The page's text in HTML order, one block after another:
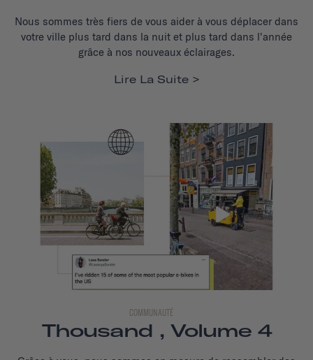
Nous sommes très fiers de vous aider à vous déplacer dans
votre ville plus tard dans la nuit et plus tard dans l'année
grâce à nos nouveaux éclairages.
Lire La Suite
COMMUNAUTÉ
Thousand , Volume 4